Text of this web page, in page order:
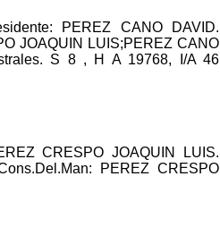
PEREZ CANO DAVID.
JOAQUIN LUIS;PEREZ CANO
S 8 , H A 19768, I/A 46
CRESPO JOAQUIN LUIS.
PEREZ CRESPO